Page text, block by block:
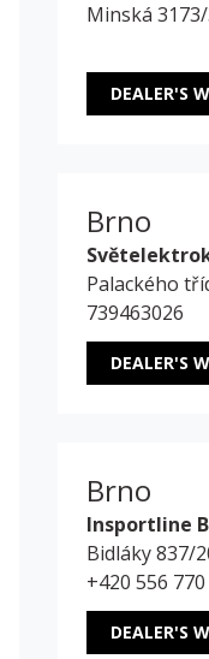
Minská
DEALER'S
Brno
Palackého
739463026
DEALER'S
Brno
Insportline
Bidláky 837/
+420 556
DEALER'S